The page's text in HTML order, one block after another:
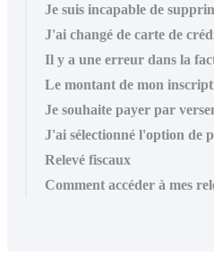
Je suis incapable de
J'ai changé de carte de
Il y a une erreur dans la
Le montant de mon
Je souhaite payer par
J'ai sélectionné l'option de
Relevé fiscaux
Comment accéder à mes